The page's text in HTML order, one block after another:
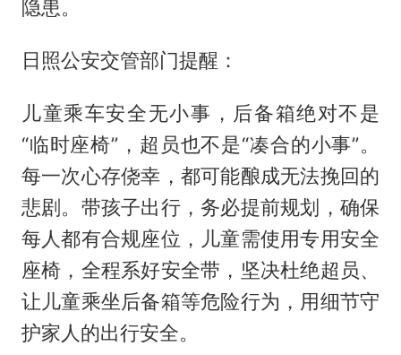
隐患。
日照公安交管部门提醒：
儿童乘车安全无小事，后备箱绝对不是
“临时座椅”，超员也不是“凑合的小事”。
每一次心存侥幸，都可能酿成无法挽回的
悲剧。带孩子出行，务必提前规划，确保
每人都有合规座位，儿童需使用专用安全
座椅，全程系好安全带，坚决杜绝超员、
让儿童乘坐后备箱等危险行为，用细节守
护家人的出行安全。